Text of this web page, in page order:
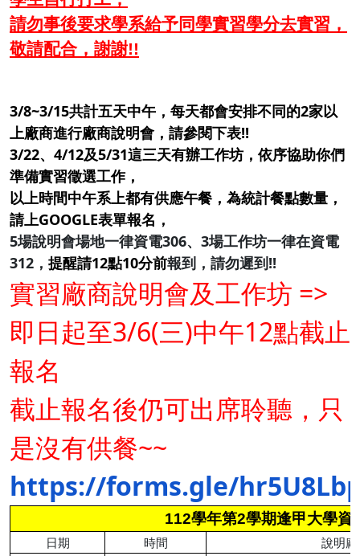
請勿事後要求學系給予同學實習學分去實習，
敬請配合，謝謝!!
3/8~3/15共計五天中午，每天都會安排不同的2家以
上廠商進行廠商說明會，請參閱下表!!
3/22、4/12及5/31這三天有辦工作坊，依序協助你們
準備實習徵選工作，
以上時間中午系上都有供應午餐，為統計餐點數量，
請上GOOGLE表單報名，
5場說明會場地一律資電306、3場工作坊一律在資電
312， 提醒請12點10分前報到 ，請勿遲到!!
實習廠商說明會及工作坊 =>
即日起至3/6(三)中午12點截止
報名
截止報名後仍可出席聆聽，只
是沒有供餐~~
https://forms.gle/
112學年第2學期逢甲大學資
日期 時間 說明廠